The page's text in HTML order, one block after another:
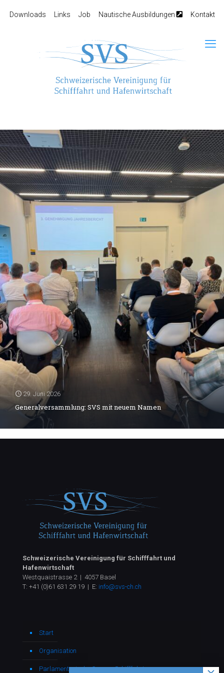
Downloads Links Job Nautische Ausbildungen Kontakt
29. Juni 2026
Generalversammlung: SVS mit neuem Namen
Schweizerische Vereinigung für Schifffahrt und
Hafenwirtschaft
Westquaistrasse 2 | 4057 Basel
T: +41 (0)61 631 29 19 | E: info@svs-ch.ch
Start
Organisation
Parlamentarische Gruppe Schifffahrt